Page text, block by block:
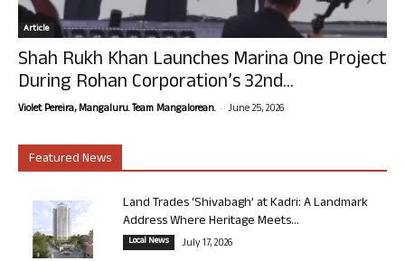
Article
Shah Rukh Khan Launches Marina One Project
During Rohan Corporation’s 32nd...
Violet Pereira, Mangaluru. Team Mangalorean. - June 25, 2026
Featured News
Land Trades ‘Shivabagh’ at Kadri: A Landmark
Address Where Heritage Meets...
Local News July 17, 2026